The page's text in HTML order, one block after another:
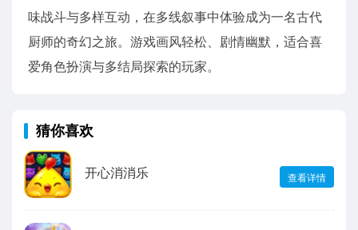
味战斗与多样互动，在多线叙事中体验成为一名古代
厨师的奇幻之旅。游戏画风轻松、剧情幽默，适合喜
爱角色扮演与多结局探索的玩家。
猜你喜欢
开心消消乐 查看详情